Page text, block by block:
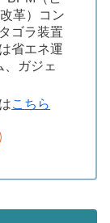
革）コン
ゴラ装置
省エネ運
ガジェ
こちら